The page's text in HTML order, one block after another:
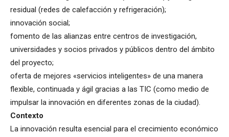
residual (redes de calefacción y refrigeración);
innovación social;
fomento de las alianzas entre centros de investigación,
universidades y socios privados y públicos dentro del ámbito
del proyecto;
oferta de mejores «servicios inteligentes» de una manera
flexible, continuada y ágil gracias a las TIC (como medio de
impulsar la innovación en diferentes zonas de la ciudad).
Contexto
La innovación resulta esencial para el crecimiento económico